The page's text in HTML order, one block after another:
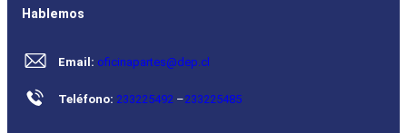
Hablemos
Email: oficinapartes@dep.cl
Teléfono: 233225492 –233225485